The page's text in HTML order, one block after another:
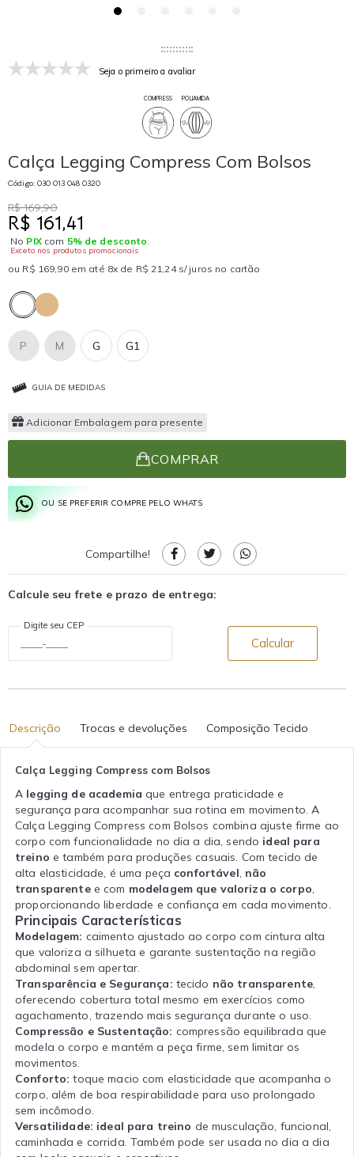
Seja o primeiro a avaliar
COMPRESS POLIAMIDA
Calça Legging Compress Com Bolsos
Código: 030 013 048 0320
R$ 169,90
R$ 161,41
No PIXcom 5% de desconto .
Exceto nos produtos promocionais
ou R$ 169,90 em até 8x de R$ 21,24 s/ juros no cartão
G1
G
M
P
GUIA DE MEDIDAS
Adicionar Embalagem para presente
COMPRAR
OU SE PREFERIR COMPRE PELO WHATS
Compartilhe!
Calcule seu frete e prazo de entrega:
Digite seu CEP
Calcular
Descrição Trocas e devoluções Composição Tecido
Calça Legging Compress com Bolsos
A legging de academia que entrega praticidade e
segurança para acompanhar sua rotina em movimento. A
Calça Legging Compress com Bolsos combina ajuste firme ao
corpo com funcionalidade no dia a dia, sendo ideal para
treino e também para produções casuais. Com tecido de
alta elasticidade, é uma peça confortável não
transparentee com modelagem que valoriza o corpo
proporcionando liberdade e confiança em cada movimento.
Principais Características
Modelagem: caimento ajustado ao corpo com cintura alta
que valoriza a silhueta e garante sustentação na região
abdominal sem apertar.
Transparência e Segurança: tecido não transparente
oferecendo cobertura total mesmo em exercícios como
agachamento, trazendo mais segurança durante o uso.
Compressão e Sustentação: compressão equilibrada que
modela o corpo e mantém a peça firme, sem limitar os
movimentos.
Conforto: toque macio com elasticidade que acompanha o
corpo, além de boa respirabilidade para uso prolongado
sem incômodo.
Versatilidade: ideal para treino de musculação, funcional,
caminhada e corrida. Também pode ser usada no dia a dia